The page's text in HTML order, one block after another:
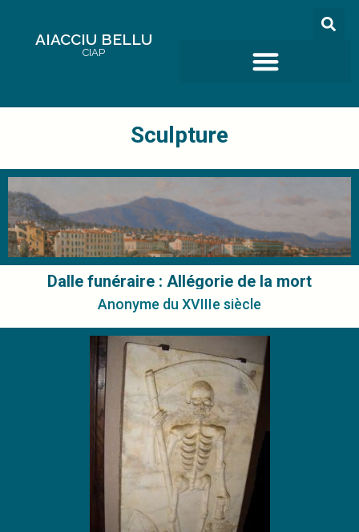
AIACCIU BELLU
CIAP
Sculpture
AIACCIU
BELLU
Dalle funéraire : Allégorie de la mort
Anonyme du XVIIIe siècle